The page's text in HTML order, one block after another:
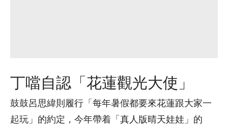
丁噹自認「花蓮觀光大使」
鼓鼓呂思緯則履行「每年暑假都要來花蓮跟大家一
起玩」的約定，今年帶着「真人版晴天娃娃」的